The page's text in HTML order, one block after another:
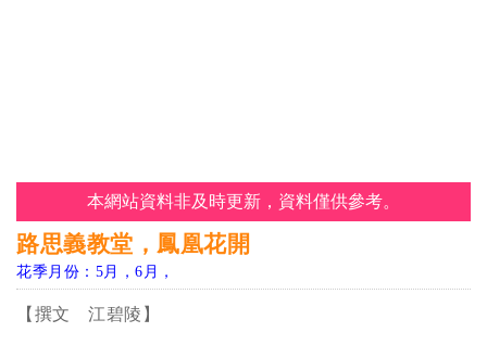
本網站資料非及時更新，資料僅供參考。
路思義教堂，鳳凰花開
花季月份：5月，6月，
【撰文 江碧陵】